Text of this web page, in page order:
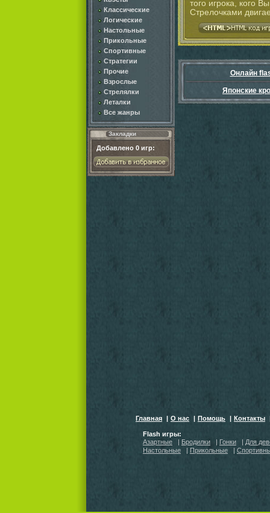
Классические
Логические
Настольные
Прикольные
Спортивные
Стратегии
Прочие
Взрослые
Стрелялки
Леталки
Все жанры
Закладки
Добавлено 0 игр:
того игрока, кого
Стрелочками
Онлайн
Японские
Главная | О нас | Помощь | Контакты
Flash игры:
Азартные
| Бродилки | Гонки | Для
Настольные
| Прикольные |